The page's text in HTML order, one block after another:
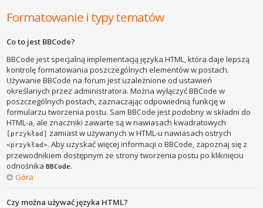
Formatowanie i typy tematów
Co to jest BBCode?
BBCode jest specjalną implementacją języka HTML, która daje lepszą
kontrolę formatowania poszczególnych elementów w postach.
Używanie BBCode na forum jest uzależnione od ustawień
określanych przez administratora. Można wyłączyć BBCode w
poszczególnych postach, zaznaczając odpowiednią funkcję w
formularzu tworzenia postu. Sam BBCode jest podobny w składni do
HTML-a, ale znaczniki zawarte są w nawiasach kwadratowych
[przykład] zamiast w używanych w HTML-u nawiasach ostrych
<przykład>. Aby uzyskać więcej informacji o BBCode, zapoznaj się z
przewodnikiem dostępnym ze strony tworzenia postu po kliknięciu
odnośnikaBBCode.
Góra
Czy można używać języka HTML?